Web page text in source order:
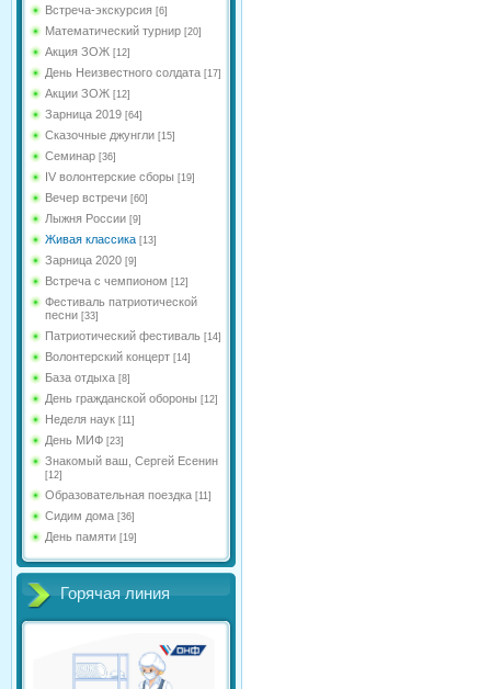
Встреча-экскурсия [6]
Математический турнир [20]
Акция ЗОЖ [12]
День Неизвестного солдата [17]
Акции ЗОЖ [12]
Зарница 2019 [64]
Сказочные джунгли [15]
Семинар [36]
IV волонтерские сборы [19]
Вечер встречи [60]
Лыжня России [9]
Живая классика [13]
Зарница 2020 [9]
Встреча с чемпионом [12]
Фестиваль патриотической
песни [33]
Патриотический фестиваль [14]
Волонтерский концерт [14]
База отдыха [8]
День гражданской обороны [12]
Неделя наук [11]
День МИФ [23]
Знакомый ваш, Сергей Есенин
[12]
Образовательная поездка [11]
Сидим дома [36]
День памяти [19]
Горячая линия